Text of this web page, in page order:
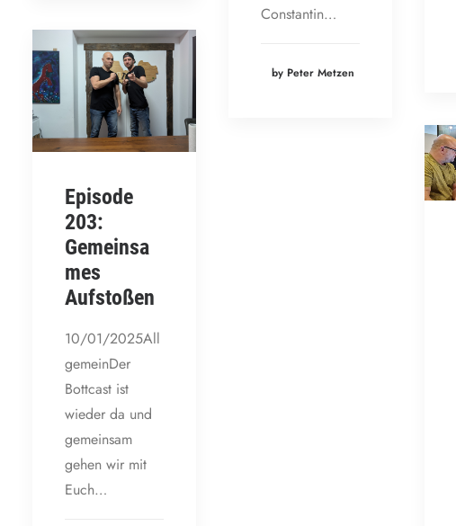
Constantin…
by Peter Metzen
Episode
203:
Gemeinsa
mes
Aufstoßen
10/01/2025All
gemeinDer
Bottcast ist
wieder da und
gemeinsam
gehen wir mit
Euch…